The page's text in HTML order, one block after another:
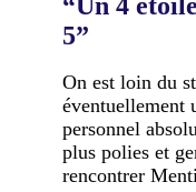
5”
On est loin du
éventuellement
personnel
plus polies et
rencontrer